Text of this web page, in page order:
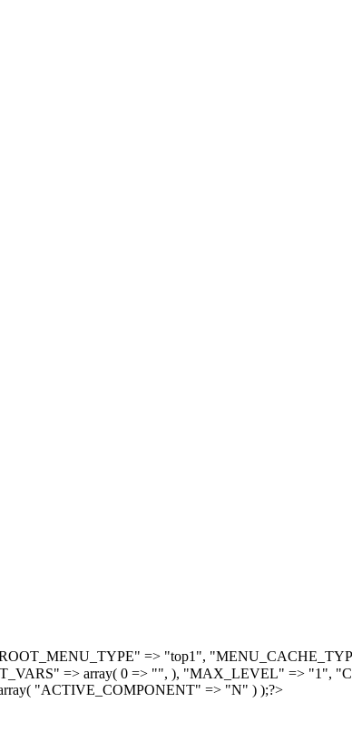
"ROOT_MENU_TYPE" => "top1",
=> array( 0 => "", ), "MAX_LEVEL" =>
"ACTIVE_COMPONENT" => "N" ) );?>